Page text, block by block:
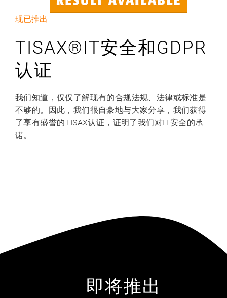
现已推出
TISAX®IT安全和GDPR
认证
我们知道，仅仅了解现有的合规法规、法律或标准是
不够的。因此，我们很自豪地与大家分享，我们获得
了享有盛誉的TISAX认证，证明了我们对IT安全的承
诺。
即将推出